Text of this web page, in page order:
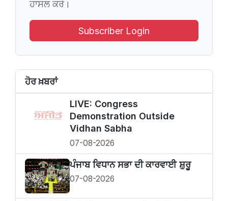
ਹਾਸਲ ਕਰੋ।
Subscriber Login
ਹੋਰ ਖ਼ਬਰਾਂ
LIVE: Congress
Demonstration Outside
Vidhan Sabha
07-08-2026
ਪੰਜਾਬ ਵਿਧਾਨ ਸਭਾ ਦੀ ਕਾਰਵਾਈ ਸ਼ੁਰੂ
07-08-2026